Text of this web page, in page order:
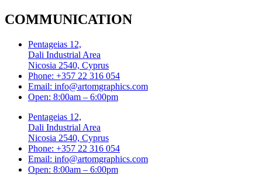
COMMUNICATION
Pentageias 12,
Dali Industrial Area
Nicosia 2540, Cyprus
Phone: +357 22 316 054
Email: info@artomgraphics.com
Open: 8:00am – 6:00pm
Pentageias 12,
Dali Industrial Area
Nicosia 2540, Cyprus
Phone: +357 22 316 054
Email: info@artomgraphics.com
Open: 8:00am – 6:00pm